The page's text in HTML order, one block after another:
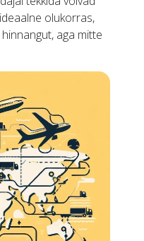
olukorras,
aga mitte